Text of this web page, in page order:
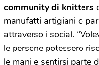
community di knitters
manufatti artigiani o
attraverso i social.
le persone potessero
le mani e sentirsi parte